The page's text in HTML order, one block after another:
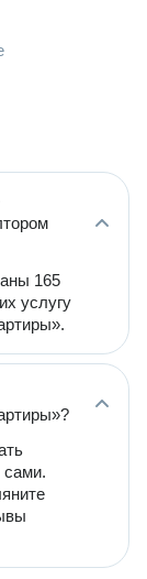
165
услугу
сами.